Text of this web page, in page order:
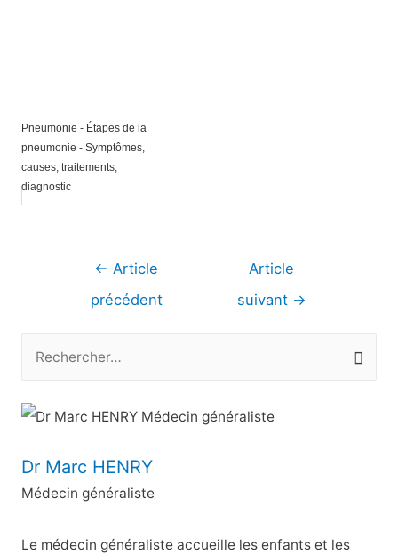
Pneumonie - Étapes de la
pneumonie - Symptômes,
causes, traitements,
diagnostic
Navigation
← Article
précédent
Article
suivant →
c
e
r
h
Dr Marc HENRY
Médecin généraliste
Le médecin généraliste accueille les enfants et les